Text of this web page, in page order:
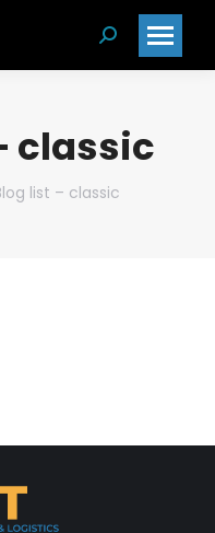
Search:
classic
list – classic